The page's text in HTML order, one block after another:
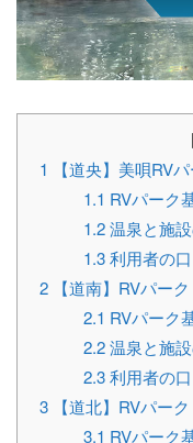
1 【道央】美唄RV
1.1 RVパーク
1.2温泉と施
1.3利用者の
2 【道南】RVパー
2.1 RVパーク
2.2温泉と施
2.3利用者の
3 【道北】RVパー
3.1 RVパーク